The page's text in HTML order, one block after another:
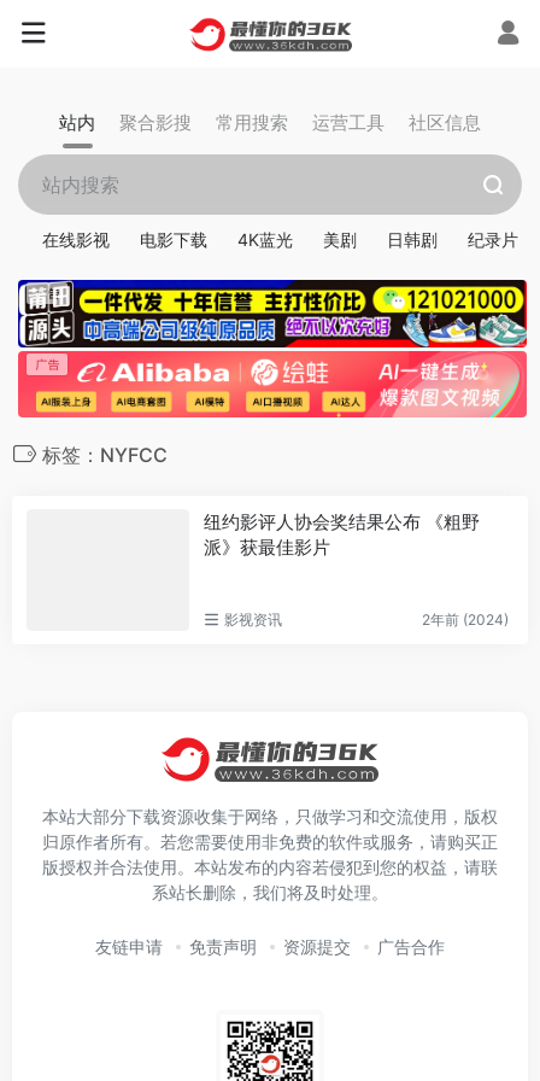
站内 聚合影搜 常用搜索 运营工具 社区信息
在线影视 电影下载 4K蓝光 美剧 日韩剧 纪录片
标签：NYFCC
纽约影评人协会奖结果公布 《粗野
派》获最佳影片
影视资讯 2年前 (2024)
本站大部分下载资源收集于网络，只做学习和交流使用，版权
归原作者所有。若您需要使用非免费的软件或服务，请购买正
版授权并合法使用。本站发布的内容若侵犯到您的权益，请联
系站长删除，我们将及时处理。
友链申请 免责声明 资源提交 广告合作